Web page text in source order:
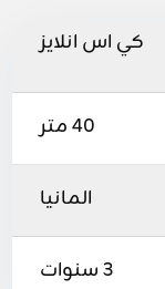
كي اس انلايز
40 متر
المانيا
3 سنوات